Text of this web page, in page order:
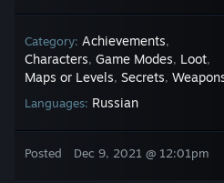
Support
Get the Steam Mobile App
Category: Achievements,
Characters, Game Modes, Loot,
Maps or Levels, Secrets,
Languages: Russian
Posted Dec 9, 2021 @ 12:01pm
Растения против
ИГРЫ)
By FLMNGO280707